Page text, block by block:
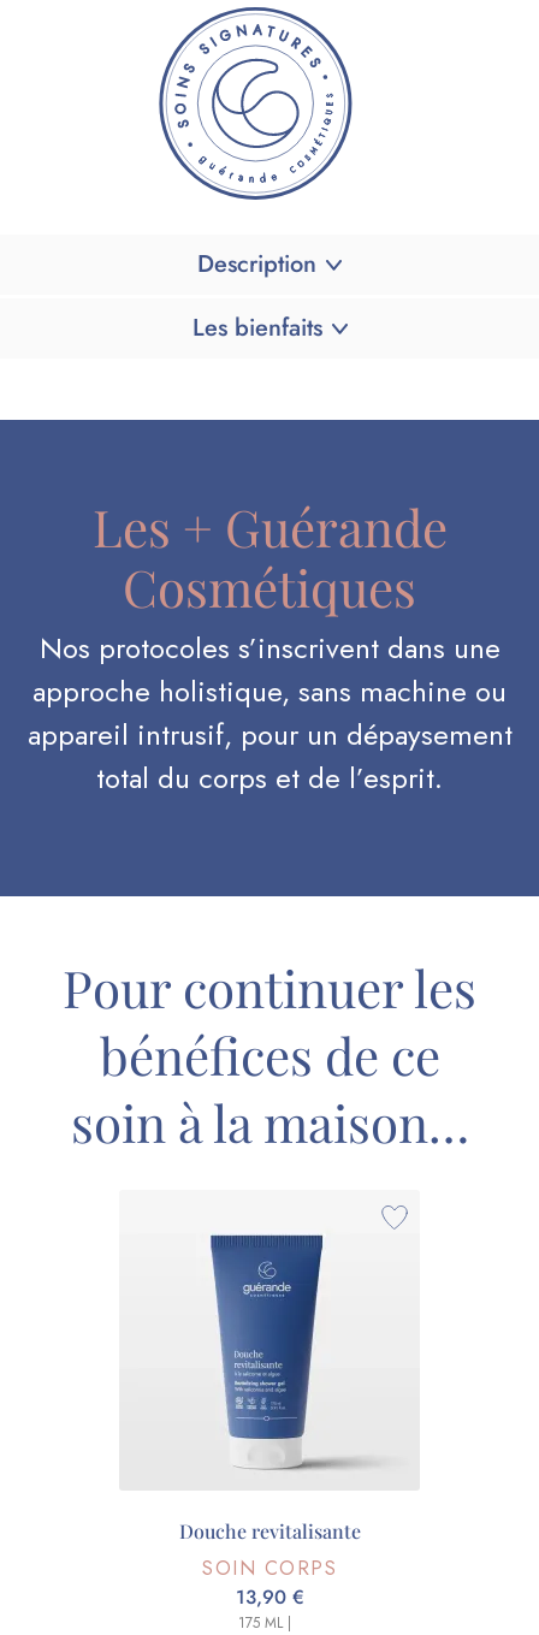
Description
Les bienfaits
Les + Guérande
Cosmétiques
Nos protocoles s’inscrivent dans une
approche holistique, sans machine ou
appareil intrusif, pour un dépaysement
total du corps et de l’esprit.
Pour continuer les
bénéfices de ce
soin à la maison…
Douche revitalisante
SOIN CORPS
13,90 €
175 ML |